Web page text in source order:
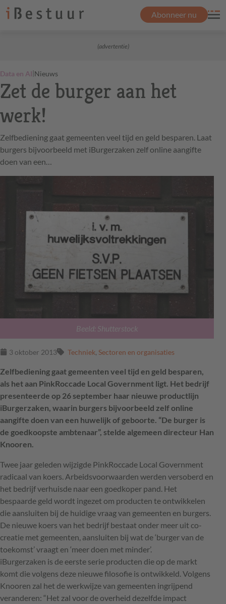
Abonneer nu
(advertentie)
Data en AI|Nieuws
Zet de burger aan het
werk!
Zelfbediening gaat gemeenten veel tijd en geld besparen. Laat
burgers bijvoorbeeld met iBurgerzaken zelf online aangifte
doen van een…
Beeld: Shutterstock
3 oktober 2013 Techniek, Sectoren en organisaties
Zelfbediening gaat gemeenten veel tijd en geld besparen,
als het aan PinkRoccade Local Government ligt. Het bedrijf
presenteerde op 26 september haar nieuwe productlijn
iBurgerzaken, waarin burgers bijvoorbeeld zelf online
aangifte doen van een huwelijk of geboorte. “De burger is
de goedkoopste ambtenaar”, stelde algemeen directeur Han
Knooren.
Twee jaar geleden wijzigde PinkRoccade Local Government
radicaal van koers. Arbeidsvoorwaarden werden versoberd en
het bedrijf verhuisde naar een goedkoper pand. Het
bespaarde geld wordt ingezet om producten te ontwikkelen
die aansluiten bij de huidige vraag van gemeenten en burgers.
De nieuwe koers van het bedrijf bestaat onder meer uit co-
creatie met gemeenten, aansluiten bij wat de ‘burger van de
toekomst’ vraagt en ‘meer doen met minder’.
iBurgerzaken is de eerste serie producten die op de markt
komt die volgens deze nieuwe filosofie is ontwikkeld. Volgens
Knooren zal het de werkwijze van gemeenten ingrijpend
veranderen: “Het zal voor de overheid dezelfde impact